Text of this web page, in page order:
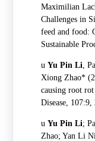
Maximilian
Challenges in
feed and food:
Sustainable
u Yu Pin Li ,
Xiong Zhao*
causing root rot
Disease, 107:9,
u Yu Pin Li;
Zhao; Yan Li